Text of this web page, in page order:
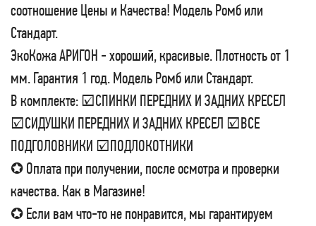
соотношение Цены и Качества! Модель Ромб или
Стандарт.
ЭкоКожа АРИГОН - хороший, красивые. Плотность от 1
мм. Гарантия 1 год. Модель Ромб или Стандарт.
В комплекте: ☑СПИНКИ ПЕРЕДНИХ И ЗАДНИХ КРЕСЕЛ
☑СИДУШКИ ПЕРЕДНИХ И ЗАДНИХ КРЕСЕЛ ☑ВСЕ
ПОДГОЛОВНИКИ ☑ПОДЛОКОТНИКИ
✪ Оплата при получении, после осмотра и проверки
качества. Как в Магазине!
✪ Если вам что-то не понравится, мы гарантируем